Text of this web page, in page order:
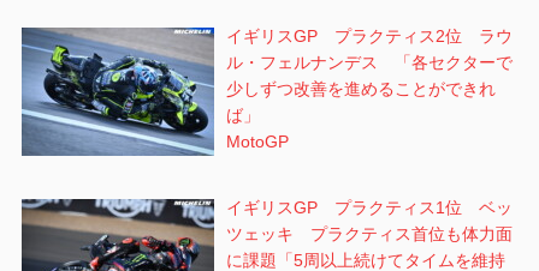
イギリスGP プラクティス2位 ラウ
ル・フェルナンデス 「各セクターで
少しずつ改善を進めることができれ
ば」
MotoGP
イギリスGP プラクティス1位 ベッ
ツェッキ プラクティス首位も体力面
に課題「5周以上続けてタイムを維持